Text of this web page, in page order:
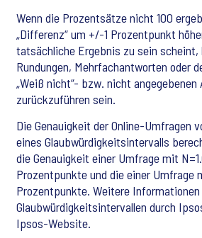
Wenn die Prozentsätze nicht 100
„Differenz“ um +/-1 Prozentpunkt
tatsächliche Ergebnis zu sein scheint,
Rundungen, Mehrfachantworten oder
„Weiß nicht“- bzw. nicht angegebenen
zurückzuführen sein.
Die Genauigkeit der Online-Umfragen
eines Glaubwürdigkeitsintervalls
die Genauigkeit einer Umfrage mit
Prozentpunkte und die einer Umfrage
Prozentpunkte. Weitere Informationen
Glaubwürdigkeitsintervallen durch
Ipsos-Website.